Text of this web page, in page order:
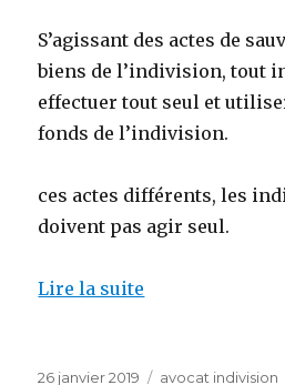
S’agissant des actes de
biens de l’indivision, tout
effectuer tout seul et
fonds de l’indivision.
ces actes différents, les
doivent pas agir seul.
Lire la suite
Publié
26 janvier 2019 Catégories
avocat indivision